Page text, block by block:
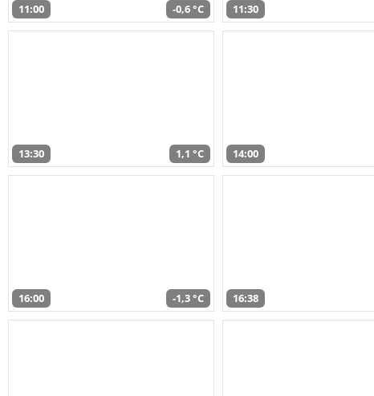
11:00 -0,6 °C 11:30
13:30 1,1 °C 14:00
16:00 -1,3 °C 16:38